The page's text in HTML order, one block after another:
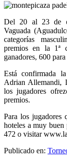
Del 20 al 23 de
Vaguada
categorías
premios en la 1ª
ganadores, 600
Está confirmada
Adrian Allemandi,
los jugadores
premios.
Para los jugadores
hoteles a muy
472 o visitar
Publicado en: